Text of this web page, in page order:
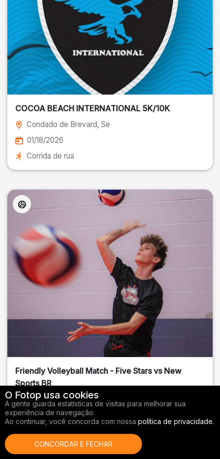
COCOA BEACH INTERNATIONAL 5K/10K
Condado de Brevard, Se
01/18/2026
Corrida de rua
Friendly Volleyball Match - Five Stars vs New
Sports BR
Orange County, FL
01/14/2026
O Fotop usa cookies
A gente guarda estatísticas de visitas para melhorar sua
experiência de navegação.
Ao continuar, você concorda com nossa política de privacidade.
CONCORDAR E FECHAR